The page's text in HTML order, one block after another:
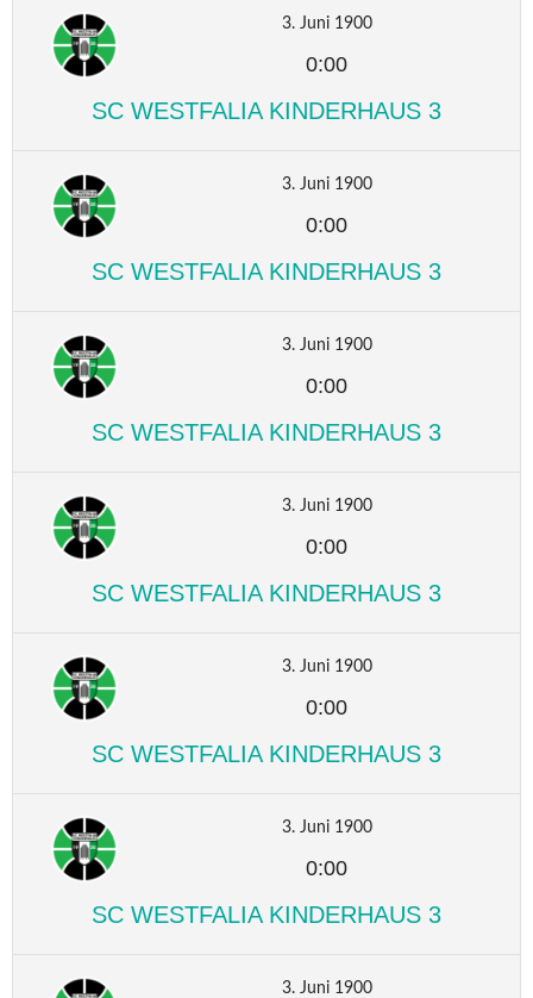
3. Juni 1900
0:00
SC WESTFALIA KINDERHAUS 3
3. Juni 1900
0:00
SC WESTFALIA KINDERHAUS 3
3. Juni 1900
0:00
SC WESTFALIA KINDERHAUS 3
3. Juni 1900
0:00
SC WESTFALIA KINDERHAUS 3
3. Juni 1900
0:00
SC WESTFALIA KINDERHAUS 3
3. Juni 1900
0:00
SC WESTFALIA KINDERHAUS 3
3. Juni 1900